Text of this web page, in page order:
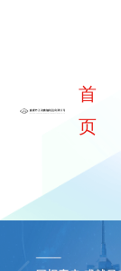
首
页